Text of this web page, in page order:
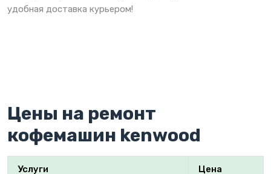
удобная доставка курьером!
Цены на ремонт
кофемашин kenwood
Услуги Цена